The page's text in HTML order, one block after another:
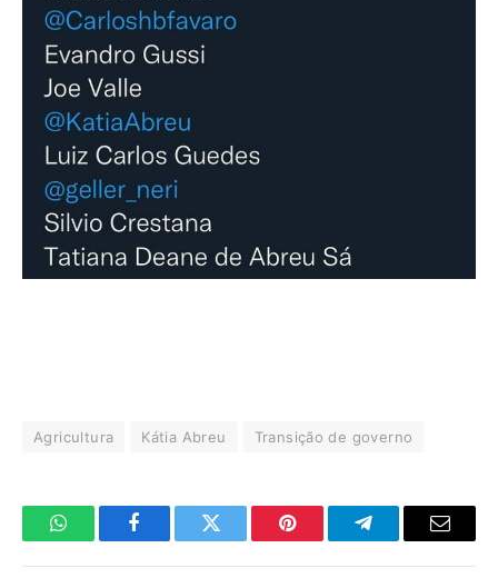
Agricultura Kátia Abreu Transição de governo
WhatsAppFacebookTwitter Pinterest TelegramaE-